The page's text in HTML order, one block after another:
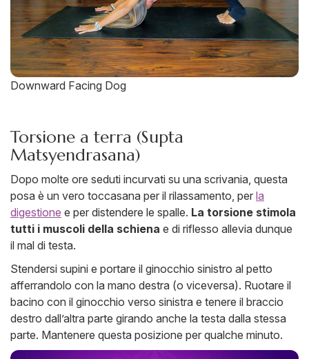
Downward Facing Dog
Torsione a terra (Supta
Matsyendrasana)
Dopo molte ore seduti incurvati su una scrivania, questa
posa è un vero toccasana per il rilassamento, per la
digestione e per distendere le spalle. La torsione stimola
tutti i muscoli della schiena e di riflesso allevia dunque
il mal di testa.
Stendersi supini e portare il ginocchio sinistro al petto
afferrandolo con la mano destra (o viceversa). Ruotare il
bacino con il ginocchio verso sinistra e tenere il braccio
destro dall’altra parte girando anche la testa dalla stessa
parte. Mantenere questa posizione per qualche minuto.